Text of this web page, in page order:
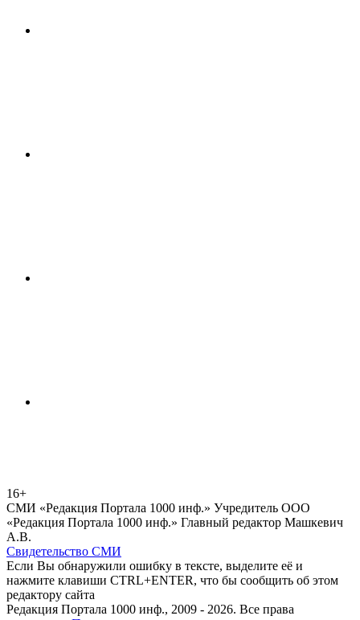
16+
СМИ «Редакция Портала 1000 инф.» Учредитель ООО
«Редакция Портала 1000 инф.» Главный редактор Машкевич
А.В.
Свидетельство СМИ
Если Вы обнаружили ошибку в тексте, выделите её и
нажмите клавиши CTRL+ENTER, что бы сообщить об этом
редактору сайта
Редакция Портала 1000 инф., 2009 - 2026. Все права